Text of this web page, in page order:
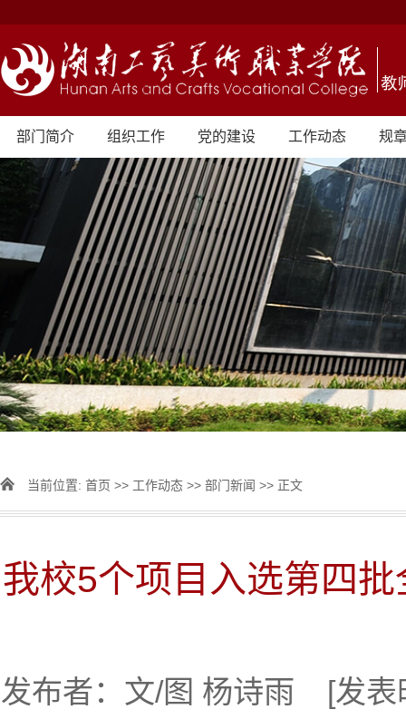
部门简介 组织工作 党的建设 工作动态 规
当前位置: 首页 >> 工作动态 >> 部门新闻 >> 正文
我校5个项目入选第四批
发布者：文/图 杨诗雨 [发